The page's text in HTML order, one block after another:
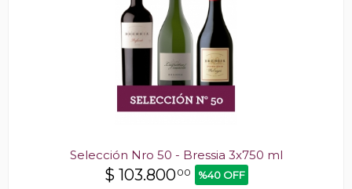
Selección Nro 50 - Bressia 3x750 ml
$ 103.80000 %40 OFF